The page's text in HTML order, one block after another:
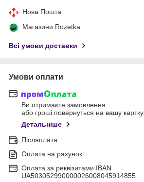
Нова Пошта
Магазини Rozetka
Всі умови доставки
Умови оплати
Ви отримаєте замовлення
або гроші повернуться на вашу картку
Детальніше
Післяплата
Оплата на рахунок
Оплата за реквізитами IBAN
UA503052990000026008045914855